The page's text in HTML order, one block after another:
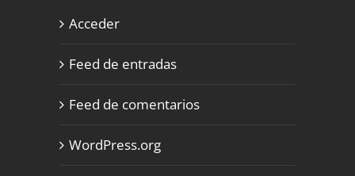
Acceder
Feed de entradas
Feed de comentarios
WordPress.org